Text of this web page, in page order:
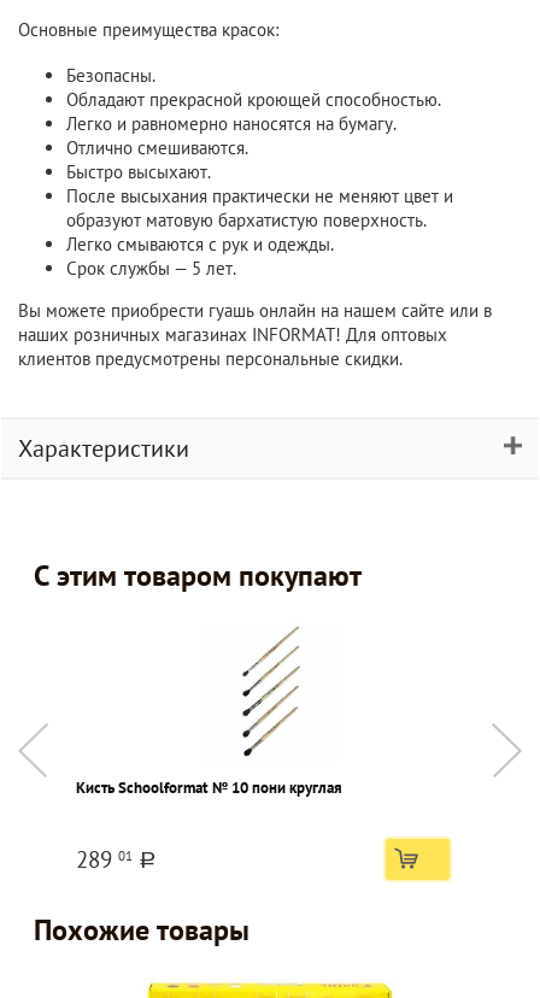
Основные преимущества красок:
Безопасны.
Обладают прекрасной кроющей способностью.
Легко и равномерно наносятся на бумагу.
Отлично смешиваются.
Быстро высыхают.
После высыхания практически не меняют цвет и
образуют матовую бархатистую поверхность.
Легко смываются с рук и одежды.
Срок службы — 5 лет.
Вы можете приобрести гуашь онлайн на нашем сайте или в
наших розничных магазинах INFORMAT! Для оптовых
клиентов предусмотрены персональные скидки.
Характеристики
С этим товаром покупают
Кисть Schoolformat № 10 пони круглая
289 01 a
Похожие товары